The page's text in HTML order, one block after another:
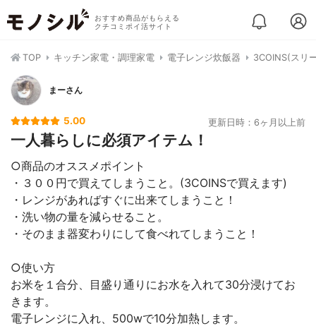
おすすめ商品がもらえる
クチコミポイ活サイト
TOP キッチン家電・調理家電 電子レンジ炊飯器 3COINS(スリ
まーさん
5.00 更新日時：6ヶ月以上前
一人暮らしに必須アイテム！
○商品のオススメポイント
・３００円で買えてしまうこと。(3COINSで買えます)
・レンジがあればすぐに出来てしまうこと！
・洗い物の量を減らせること。
・そのまま器変わりにして食べれてしまうこと！
○使い方
お米を１合分、目盛り通りにお水を入れて30分浸けてお
きます。
電子レンジに入れ、500wで10分加熱します。